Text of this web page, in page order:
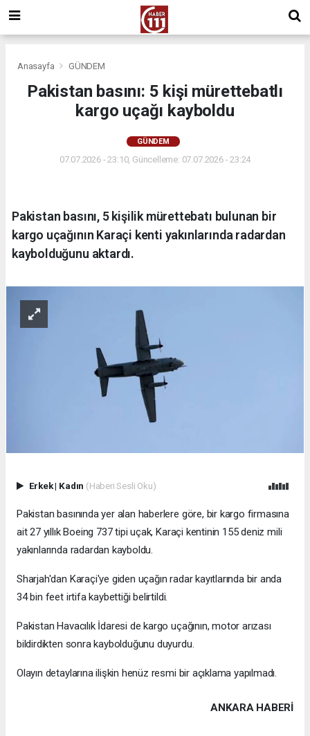
Anasayfa GÜNDEM
Pakistan basını: 5 kişi mürettebatlı
kargo uçağı kayboldu
GÜNDEM
07.07.2026 - 23:10, Güncelleme: 07.07.2026 - 23:24
Pakistan basını, 5 kişilik mürettebatı bulunan bir
kargo uçağının Karaçi kenti yakınlarında radardan
kaybolduğunu aktardı.
Erkek| Kadın (Haberi Sesli Oku)
Pakistan basınında yer alan haberlere göre, bir kargo firmasına
ait 27 yıllık Boeing 737 tipi uçak, Karaçi kentinin 155 deniz mili
yakınlarında radardan kayboldu.
Sharjah'dan Karaçi'ye giden uçağın radar kayıtlarında bir anda
34 bin feet irtifa kaybettiği belirtildi.
Pakistan Havacılık İdaresi de kargo uçağının, motor arızası
bildirdikten sonra kaybolduğunu duyurdu.
Olayın detaylarına ilişkin henüz resmi bir açıklama yapılmadı.
ANKARA HABERİ